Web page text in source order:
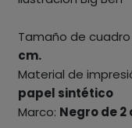
Tamaño de
cm.
Material de
papel sintético
Marco: Negro de